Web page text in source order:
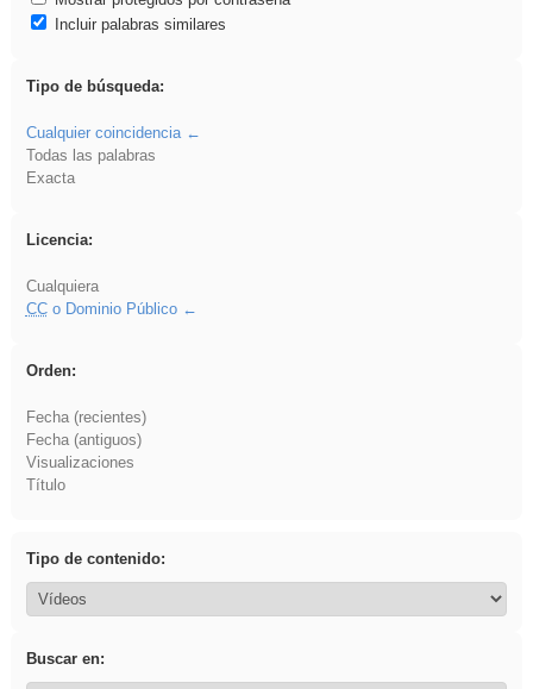
Incluir palabras similares
Tipo de búsqueda:
Cualquier coincidencia
Todas las palabras
Exacta
Licencia:
Cualquiera
CCo Dominio Público
Orden:
Fecha (recientes)
Fecha (antiguos)
Visualizaciones
Título
Tipo de contenido:
Buscar en: